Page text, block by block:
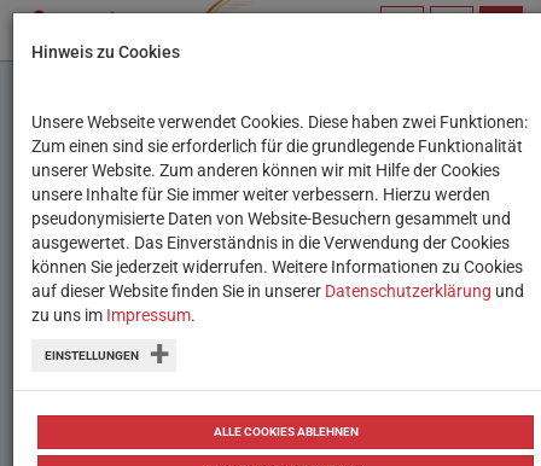
Neu: Digitaler
Schulkalender und
Themenplaner 2025/26
Die beliebten kostenlosen Features des
Wiener Bildungsservers jetzt aktualisiert
zum Download bereit
13.05.2025
Hinweis zu Cookies
Unsere Webseite verwendet Cookies. Diese haben zwei Funktionen:
Zum einen sind sie erforderlich für die grundlegende Funktionalität
unserer Website. Zum anderen können wir mit Hilfe der Cookies
unsere Inhalte für Sie immer weiter verbessern. Hierzu werden
pseudonymisierte Daten von Website-Besuchern gesammelt und
ausgewertet. Das Einverständnis in die Verwendung der Cookies
können Sie jederzeit widerrufen. Weitere Informationen zu Cookies
auf dieser Website finden Sie in unserer Datenschutzerklärung und
zu uns im Impressum.
EINSTELLUNGEN
ALLE COOKIES ABLEHNEN